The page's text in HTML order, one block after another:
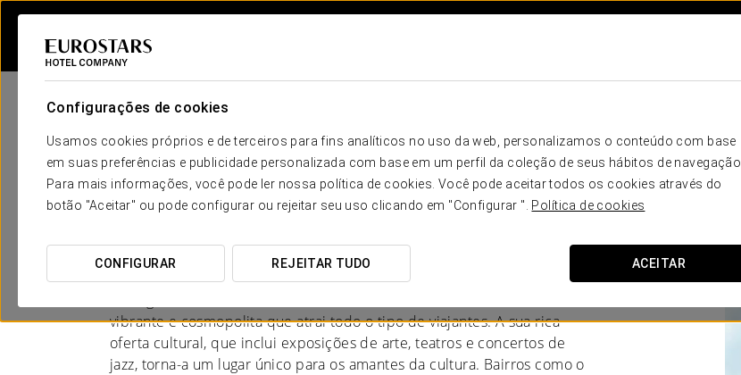
Configurações de cookies
Usamos cookies próprios e de terceiros para fins analíticos no uso da web, personalizamos o conteúdo com base
em suas preferências e publicidade personalizada com base em um perfil da coleção de seus hábitos de navegação.
Para mais informações, você pode ler nossa política de cookies. Você pode aceitar todos os cookies através do
botão "Aceitar" ou pode configurar ou rejeitar seu uso clicando em "Configurar ". Política de cookies
CONFIGURAR REJEITAR TUDO ACEITAR
Hotéis em Chicago
VIBRANTE E COSMOPOLITA
vibrante e cosmopolita que atrai todo o tipo de viajantes. A sua rica
oferta cultural, que inclui exposições de arte, teatros e concertos de
jazz, torna-a um lugar único para os amantes da cultura. Bairros como o